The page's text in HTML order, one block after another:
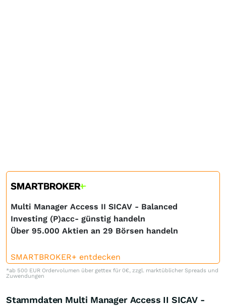
Multi Manager Access II SICAV - Balanced
Investing (P)acc- günstig handeln
Über 95.000 Aktien an 29 Börsen handeln
SMARTBROKER+ entdecken
*ab 500 EUR Ordervolumen über gettex für 0€, zzgl. marktüblicher Spreads und
Zuwendungen
Stammdaten Multi Manager Access II SICAV -